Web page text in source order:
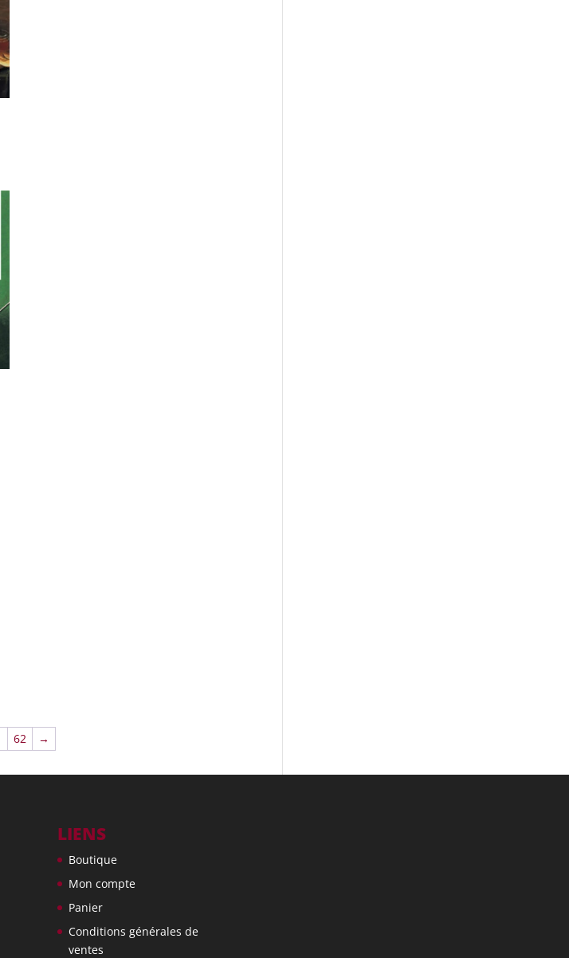
62 →
LIENS
Boutique
Mon compte
Panier
Conditions générales de
ventes